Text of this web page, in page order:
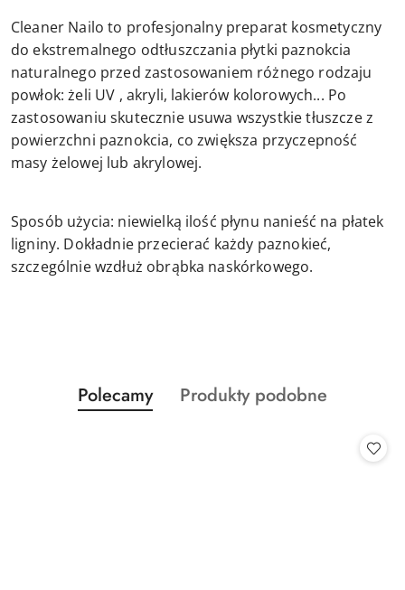
Cleaner Nailo to profesjonalny preparat kosmetyczny
do ekstremalnego odtłuszczania płytki paznokcia
naturalnego przed zastosowaniem różnego rodzaju
powłok: żeli UV , akryli, lakierów kolorowych... Po
zastosowaniu skutecznie usuwa wszystkie tłuszcze z
powierzchni paznokcia, co zwiększa przyczepność
masy żelowej lub akrylowej.
Sposób użycia: niewielką ilość płynu nanieść na płatek
ligniny. Dokładnie przecierać każdy paznokieć,
szczególnie wzdłuż obrąbka naskórkowego.
Pomiń karuzelę produktów
Produkty
o
Polecamy
Produkty
Produkty podobne